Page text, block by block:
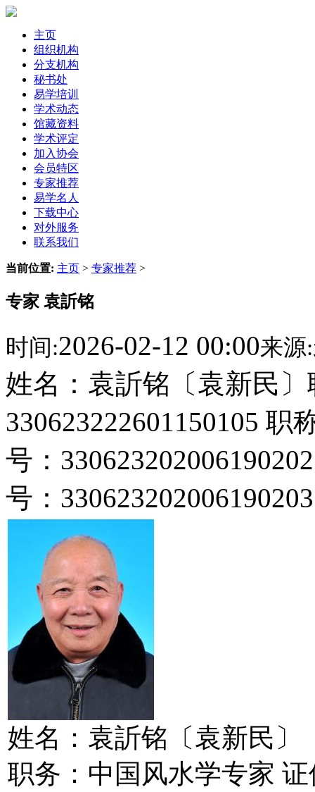
主页
组织机构
分支机构
秘书处
易学培训
学术动态
馆藏资料
学术评定
加入协会
会员特区
专家推荐
易学名人
下载中心
对外服务
联系我们
当前位置: 主页 > 专家推荐 >
专家 袁訢铭
时间:2026-02-12 00:00来源:
姓名：袁訢铭〔袁新民
330623222601150105
号：
号：330623202006190203
姓名：袁訢铭〔袁新民〕
职务：中国风水学专家 证